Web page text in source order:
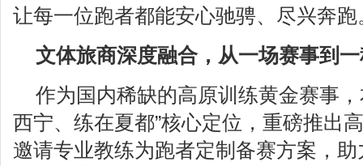
让每一位跑者都能安心驰骋、尽兴奔跑
文体旅商深度融合，从一场赛事到
作为国内稀缺的高原训练黄金赛事
西宁、练在夏都”核心定位，重磅推出
邀请专业教练为跑者定制备赛方案，